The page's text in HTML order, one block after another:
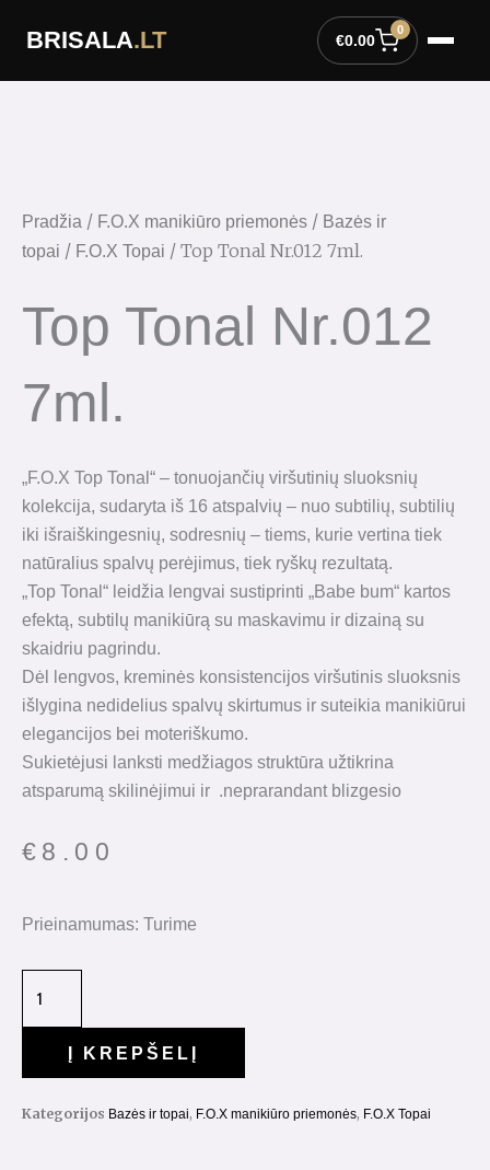
BRISALA.LT €0.00
0
Pradžia / F.O.X manikiūro priemonės / Bazės ir
topai / F.O.X Topai / Top Tonal Nr.012 7ml.
Top Tonal Nr.012
7ml.
„F.O.X Top Tonal“ – tonuojančių viršutinių sluoksnių
kolekcija, sudaryta iš 16 atspalvių – nuo ​​subtilių, subtilių
iki išraiškingesnių, sodresnių – tiems, kurie vertina tiek
natūralius spalvų perėjimus, tiek ryškų rezultatą.
„Top Tonal“ leidžia lengvai sustiprinti „Babe bum“ kartos
efektą, subtilų manikiūrą su maskavimu ir dizainą su
skaidriu pagrindu.
Dėl lengvos, kreminės konsistencijos viršutinis sluoksnis
išlygina nedidelius spalvų skirtumus ir suteikia manikiūrui
elegancijos bei moteriškumo.
Sukietėjusi lanksti medžiagos struktūra užtikrina
atsparumą skilinėjimui ir .neprarandant blizgesio
€ 8.00
Prieinamumas: Turime
Į KREPŠELĮ
Kategorijos Bazės ir topai, F.O.X manikiūro priemonės, F.O.X Topai